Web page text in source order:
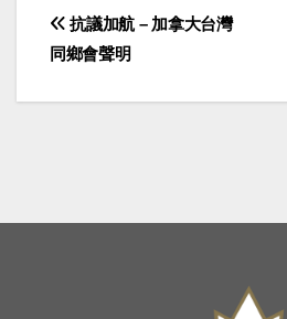
Post
navigation
抗議加航 – 加拿大台灣
同鄉會聲明